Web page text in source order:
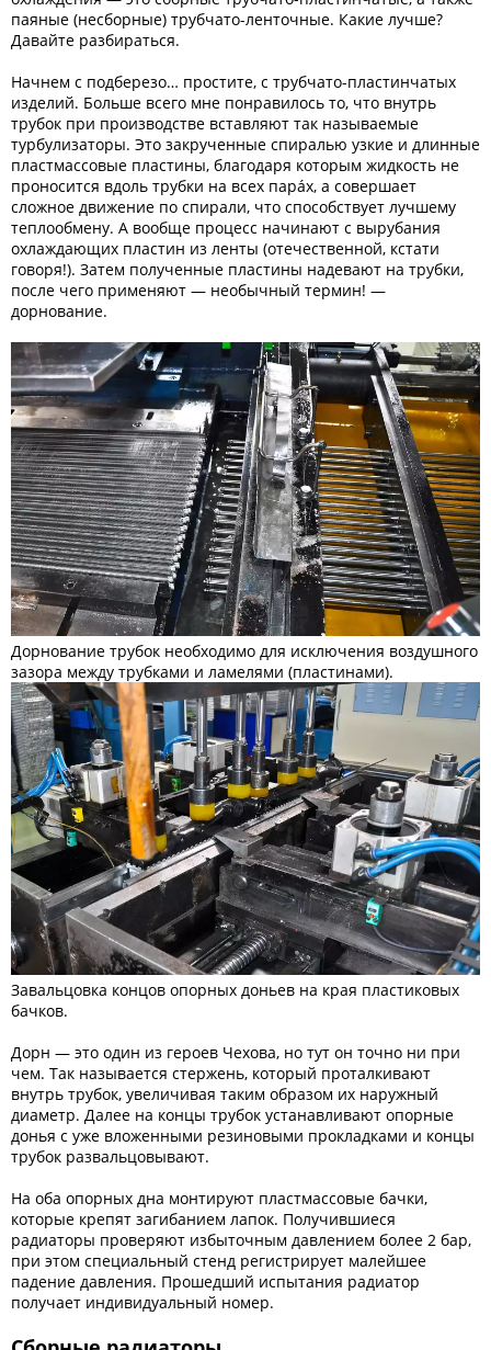
паяные (несборные) трубчато-ленточные. Какие лучше?
Давайте разбираться.
Начнем с подберезо… простите, с трубчато-пластинчатых
изделий. Больше всего мне понравилось то, что внутрь
трубок при производстве вставляют так называемые
турбулизаторы. Это закрученные спиралью узкие и длинные
пластмассовые пластины, благодаря которым жидкость не
проносится вдоль трубки на всех парáх, а совершает
сложное движение по спирали, что способствует лучшему
теплообмену. А вообще процесс начинают с вырубания
охлаждающих пластин из ленты (отечественной, кстати
говоря!). Затем полученные пластины надевают на трубки,
после чего применяют — необычный термин! —
дорнование.
Дорнование трубок необходимо для исключения воздушного
зазора между трубками и ламелями (пластинами).
Завальцовка концов опорных доньев на края пластиковых
бачков.
Дорн — это один из героев Чехова, но тут он точно ни при
чем. Так называется стержень, который проталкивают
внутрь трубок, увеличивая таким образом их наружный
диаметр. Далее на концы трубок устанавливают опорные
донья с уже вложенными резиновыми прокладками и концы
трубок развальцовывают.
На оба опорных дна монтируют пластмассовые бачки,
которые крепят загибанием лапок. Получившиеся
радиаторы проверяют избыточным давлением более 2 бар,
при этом специальный стенд регистрирует малейшее
падение давления. Прошедший испытания радиатор
получает индивидуальный номер.